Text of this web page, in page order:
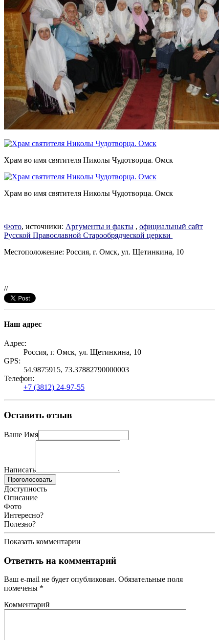
Храм во имя святителя Николы Чудотворца. Омск
Храм во имя святителя Николы Чудотворца. Омск
Фото, источники: Аргументы и факты , официальный сайт
Русской Православной Старообрядческой церкви
Местоположение: Россия, г. Омск, ул. Щетинкина, 10
//
Наш адрес
Адрес:
Россия, г. Омск, ул. Щетинкина, 10
GPS:
54.9875915, 73.37882790000003
Телефон:
+7 (3812) 24-97-55
Оставить отзыв
Ваше Имя
Написать
Проголосовать
Доступность
Описание
Фото
Интересно?
Полезно?
Показать комментарии
Ответить на комментарий
Ваш e-mail не будет опубликован. Обязательные поля
помечены *
Комментарий